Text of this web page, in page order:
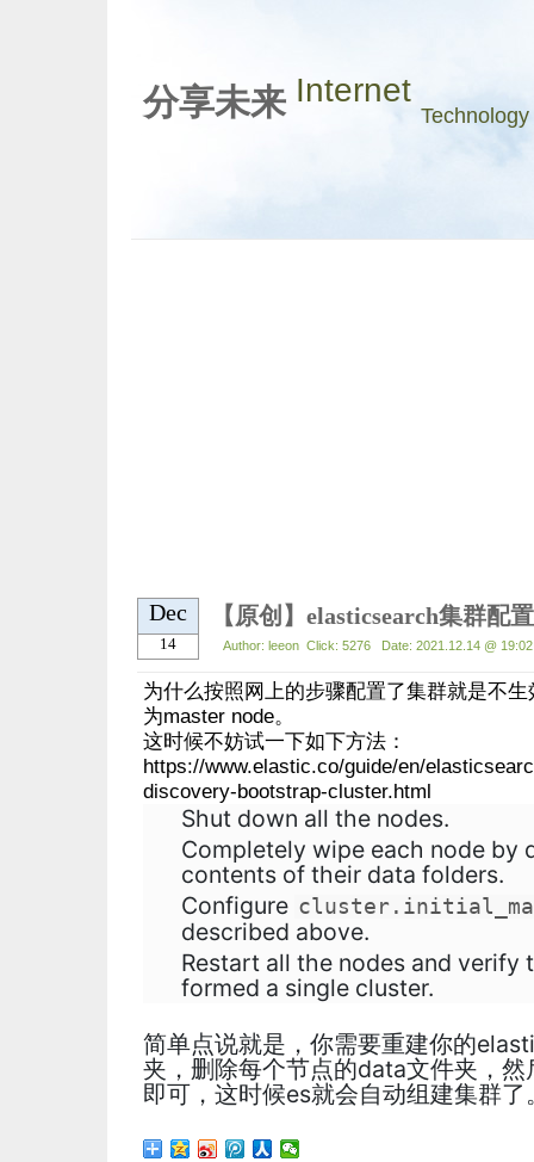
分享未来 Internet
Technology
Dec
14
【原创】elasticsearch集群配
Author: leeon Click: 5276 Date: 2021.12.14 @
为什么按照网上的步骤配置了集群就是不
为master node。
这时候不妨试一下如下方法：
https://www.elastic.co/guide/en/
discovery-bootstrap-cluster.html
Shut down all the nodes.
Completely wipe each node by
contents of their data folders.
Configure
described above.
Restart all the nodes and verify
formed a single cluster.
简单点说就是，你需要重建你的
夹，删除每个节点的data文件夹，
即可，这时候es就会自动组建集群了